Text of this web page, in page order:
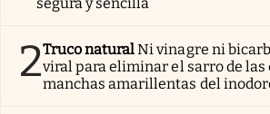
2Truco naturalNi vinagre ni
viral para eliminar el sarro de las
manchas amarillentas del